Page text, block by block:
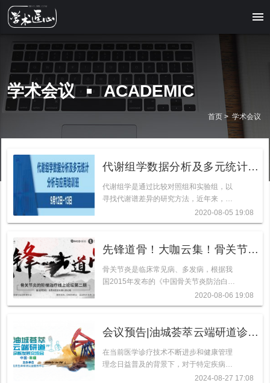
menu
学术会议 ACADEMIC
首页 > 学术会议
代谢组学数据分析及多元统计分
析与应用
代谢组学是通过比较对照组和实验组，以
寻找代谢谱差异的研究方法，近年来，代
谢组学在疾病诊断，病理研究，新药开
发，药物毒理学...
2020-08-05 19:08
先锋道骨！大咖云集！骨关节炎
的阶梯治疗线上论坛，只等你来
～
骨关节炎是临床常见病、多发病，根据我
国2015年发布的《中国骨关节炎防治白皮
书》提供的数据，国内目前约有1.5亿人患
病，且随着人...
2020-08-06 19:08
会议预告|油城荟萃云端研道诊断
发展交流会
在当前医学诊疗技术不断进步和健康管理
理念日益普及的背景下，对于特定疾病的
标志物应用已成为临床诊疗和健康管理领
2024-08-27 17:08